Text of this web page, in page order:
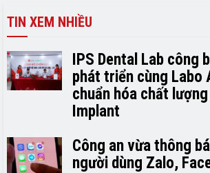
TIN XEM NHIỀU
IPS Dental Lab công
phát triển cùng Labo
chuẩn hóa chất
Implant
Công an vừa thông
người dùng Zalo,